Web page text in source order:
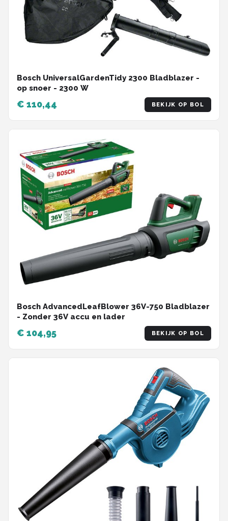
Bosch UniversalGardenTidy 2300 Bladblazer -
op snoer - 2300 W
€ 110,44 BEKIJK OP BOL
Bosch AdvancedLeafBlower 36V-750 Bladblazer
- Zonder 36V accu en lader
€ 104,95 BEKIJK OP BOL